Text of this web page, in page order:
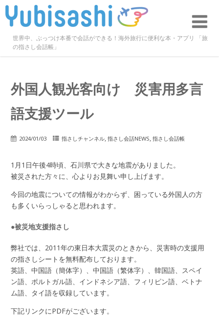
世界中、ぶっつけ本番で会話ができる！海外旅行に便利な本・アプリ 「旅
の指さし会話帳」
外国人観光客向け 災害用多言
語支援ツール
2024/01/03 指さしチャンネル, 指さし会話NEWS, 指さし会話帳
1月1日午後4時頃、石川県で大きな地震がありました。
被災された方々に、心よりお見舞い申し上げます。
今回の地震についての情報がわからず、困っている外国人の方
も多くいらっしゃると思われます。
●被災地支援指さし
弊社では、2011年の東日本大震災のときから、災害時の支援用
の指さしシートを無料配布しております。
英語、中国語（簡体字）、中国語（繁体字）、韓国語、スペイ
ン語、ポルトガル語、インドネシア語、フィリピン語、ベトナ
ム語、タイ語を収録しています。
下記リンクにPDFがございます。